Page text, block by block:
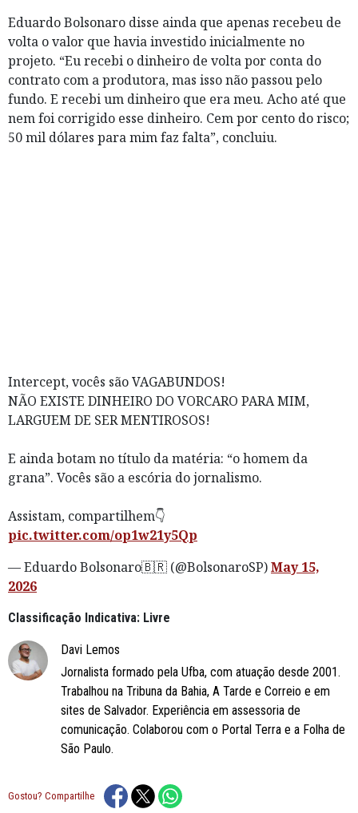
Eduardo Bolsonaro disse ainda que apenas recebeu de
volta o valor que havia investido inicialmente no
projeto. “Eu recebi o dinheiro de volta por conta do
contrato com a produtora, mas isso não passou pelo
fundo. E recebi um dinheiro que era meu. Acho até que
nem foi corrigido esse dinheiro. Cem por cento do risco;
50 mil dólares para mim faz falta”, concluiu.
Intercept, vocês são VAGABUNDOS!
NÃO EXISTE DINHEIRO DO VORCARO PARA MIM,
LARGUEM DE SER MENTIROSOS!
E ainda botam no título da matéria: “o homem da
grana”. Vocês são a escória do jornalismo.
Assistam, compartilhem👇
pic.twitter.com/op1w21y5Qp
— Eduardo Bolsonaro🇧🇷 (@BolsonaroSP)May 15,
2026
Classificação Indicativa: Livre
Davi Lemos
Jornalista formado pela Ufba, com atuação desde 2001.
Trabalhou na Tribuna da Bahia, A Tarde e Correio e em
sites de Salvador. Experiência em assessoria de
comunicação. Colaborou com o Portal Terra e a Folha de
São Paulo.
Gostou? Compartilhe